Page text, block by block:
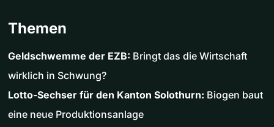
Themen
Geldschwemme der EZB: Bringt das die Wirtschaft
wirklich in Schwung?
Lotto-Sechser für den Kanton Solothurn: Biogen baut
eine neue Produktionsanlage